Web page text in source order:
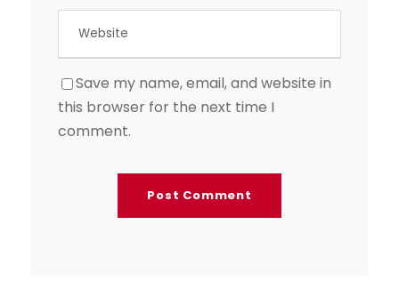
Save my name, email, and website in
this browser for the next time I
comment.